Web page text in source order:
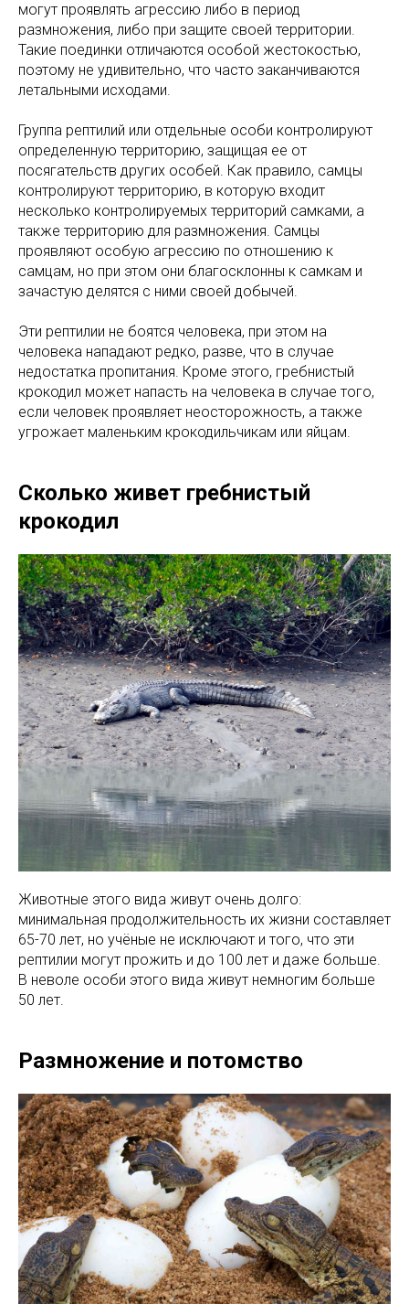
могут проявлять агрессию либо в период
размножения, либо при защите своей территории.
Такие поединки отличаются особой жестокостью,
поэтому не удивительно, что часто заканчиваются
летальными исходами.
Группа рептилий или отдельные особи контролируют
определенную территорию, защищая ее от
посягательств других особей. Как правило, самцы
контролируют территорию, в которую входит
несколько контролируемых территорий самками, а
также территорию для размножения. Самцы
проявляют особую агрессию по отношению к
самцам, но при этом они благосклонны к самкам и
зачастую делятся с ними своей добычей.
Эти рептилии не боятся человека, при этом на
человека нападают редко, разве, что в случае
недостатка пропитания. Кроме этого, гребнистый
крокодил может напасть на человека в случае того,
если человек проявляет неосторожность, а также
угрожает маленьким крокодильчикам или яйцам.
Сколько живет гребнистый
крокодил
Животные этого вида живут очень долго:
минимальная продолжительность их жизни составляет
65-70 лет, но учёные не исключают и того, что эти
рептилии могут прожить и до 100 лет и даже больше.
В неволе особи этого вида живут немногим больше
50 лет.
Размножение и потомство